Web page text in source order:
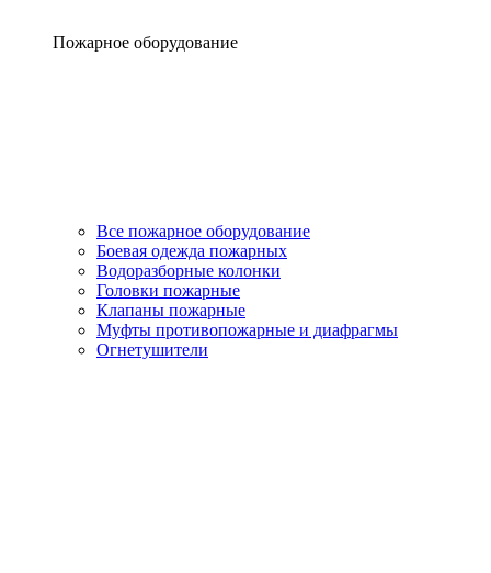
Пожарное оборудование
Все пожарное оборудование
Боевая одежда пожарных
Водоразборные колонки
Головки пожарные
Клапаны пожарные
Муфты противопожарные и диафрагмы
Огнетушители